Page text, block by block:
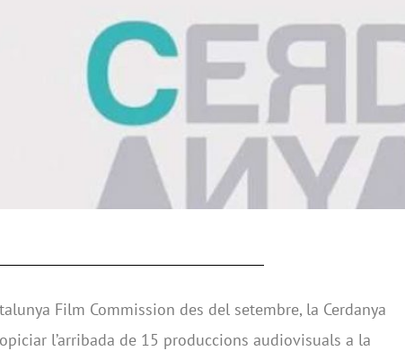
Film Commission des del setembre, la Cerdanya
l’arribada de 15 produccions audiovisuals a la